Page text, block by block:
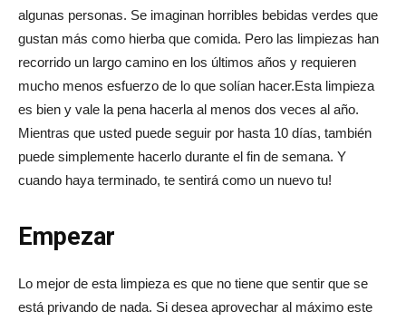
algunas personas. Se imaginan horribles bebidas verdes que
gustan más como hierba que comida. Pero las limpiezas han
recorrido un largo camino en los últimos años y requieren
mucho menos esfuerzo de lo que solían hacer.Esta limpieza
es bien y vale la pena hacerla al menos dos veces al año.
Mientras que usted puede seguir por hasta 10 días, también
puede simplemente hacerlo durante el fin de semana. Y
cuando haya terminado, te sentirá como un nuevo tu!
Empezar
Lo mejor de esta limpieza es que no tiene que sentir que se
está privando de nada. Si desea aprovechar al máximo este